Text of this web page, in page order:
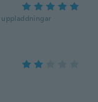
uppladdningar